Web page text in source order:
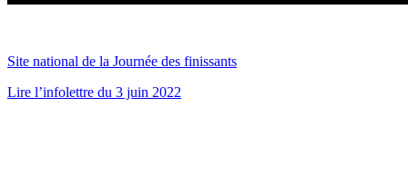
Site national de la Journée des finissants
Lire l’infolettre du 3 juin 2022